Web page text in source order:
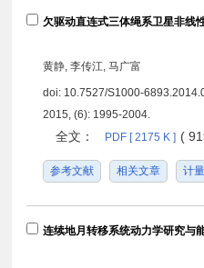
欠驱动直连式三体绳系卫星非线
黄静, 李传江, 马广富
doi: 10.7527/S1000-
2015, (6): 1995-2004.
全文： PDF [ 2175 K ] (
参考文献 相关文章 计
连续地月转移系统动力学研究与